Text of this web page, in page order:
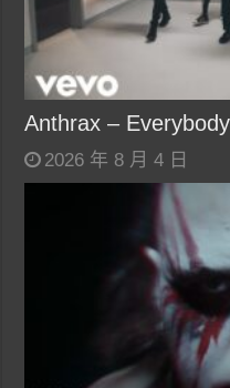
Anthrax –
2026 年 8 月 4 日